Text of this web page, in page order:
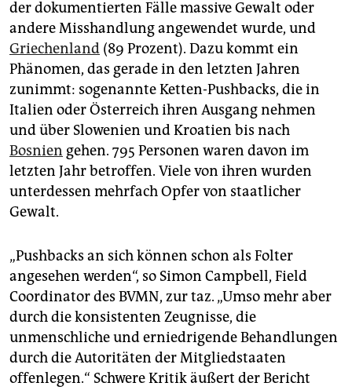
der dokumentierten Fälle massive Gewalt oder
andere Misshandlung angewendet wurde, und
Griechenland (89 Prozent). Dazu kommt ein
Phänomen, das gerade in den letzten Jahren
zunimmt: sogenannte Ketten-Pushbacks, die in
Italien oder Österreich ihren Ausgang nehmen
und über Slowenien und Kroatien bis nach
Bosnien gehen. 795 Personen waren davon im
letzten Jahr betroffen. Viele von ihren wurden
unterdessen mehrfach Opfer von staatlicher
Gewalt.
„Pushbacks an sich können schon als Folter
angesehen werden“, so Simon Campbell, Field
Coordinator des BVMN, zur taz. „Umso mehr aber
durch die konsistenten Zeugnisse, die
unmenschliche und erniedrigende Behandlungen
durch die Autoritäten der Mitgliedstaaten
offenlegen.“ Schwere Kritik äußert der Bericht